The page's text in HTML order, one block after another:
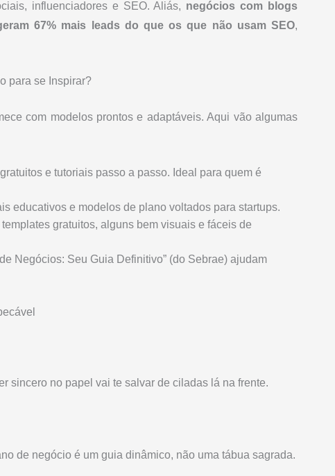
influenciadores e SEO. Aliás, negócios com blogs
67% mais leads do que os que não usam SEO,
para se Inspirar?
com modelos prontos e adaptáveis. Aqui vão algumas
e tutoriais passo a passo. Ideal para quem é
educativos e modelos de plano voltados para startups.
gratuitos, alguns bem visuais e fáceis de
Negócios: Seu Guia Definitivo” (do Sebrae) ajudam
sincero no papel vai te salvar de ciladas lá na frente.
de negócio é um guia dinâmico, não uma tábua sagrada.